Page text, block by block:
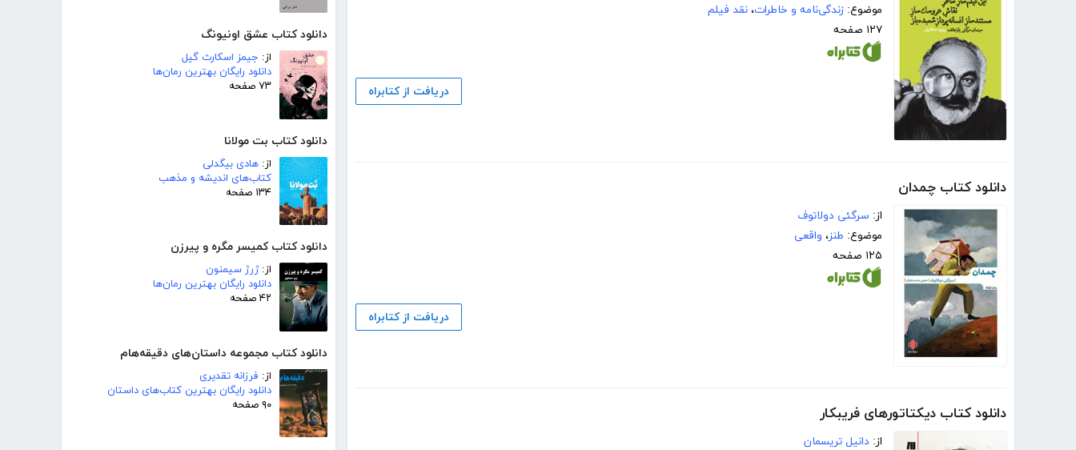
دانلود کتاب عشق اونیونگ
از: جیمز اسکارث گیل
دانلود رایگان بهترین رمان‌ها
۷۳ صفحه
دانلود کتاب بت مولانا
از: هادی بیگدلی
کتاب‌های اندیشه و مذهب
۱۳۴ صفحه
دانلود کتاب کمیسر مگره و پیرزن
از:ژرژ سیمنون
دانلود رایگان بهترین رمان‌ها
۴۲ صفحه
دانلود کتاب مجموعه داستان‌های دقیقه‌هام
از: فرزانه تقدیری
دانلود رایگان بهترین کتاب‌های داستان
۹۰ صفحه
موضوع: زندگی‌نامه و خاطرات، نقد فیلم
۱۲۷ صفحه
دریافت از کتابراه
دانلود کتاب چمدان
از: سرگئی دولاتوف
موضوع: طنز، واقعی
۱۲۵ صفحه
دریافت از کتابراه
دانلود کتاب دیکتاتورهای فریبکار
از: دانیل تریسمان